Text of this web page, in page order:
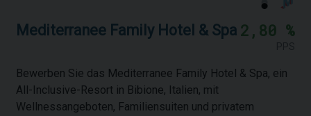
Mediterranee Family Hotel & Spa 2,80 %
Bewerben Sie das Mediterranee Family Hotel & Spa, ein
All-Inclusive-Resort in Bibione, Italien, mit
Wellnessangeboten, Familiensuiten und privatem